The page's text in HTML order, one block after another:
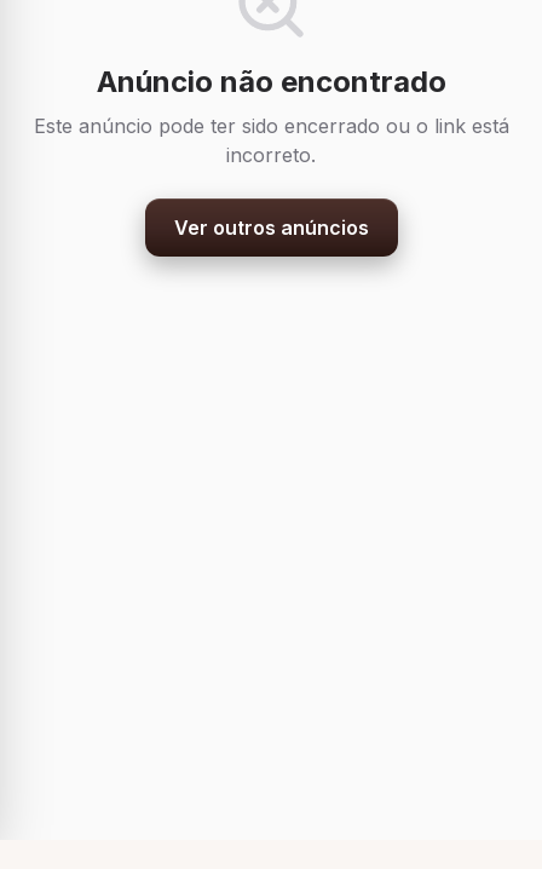
Anúncio não encontrado
Este anúncio pode ter sido encerrado ou o link está
incorreto.
Ver outros anúncios